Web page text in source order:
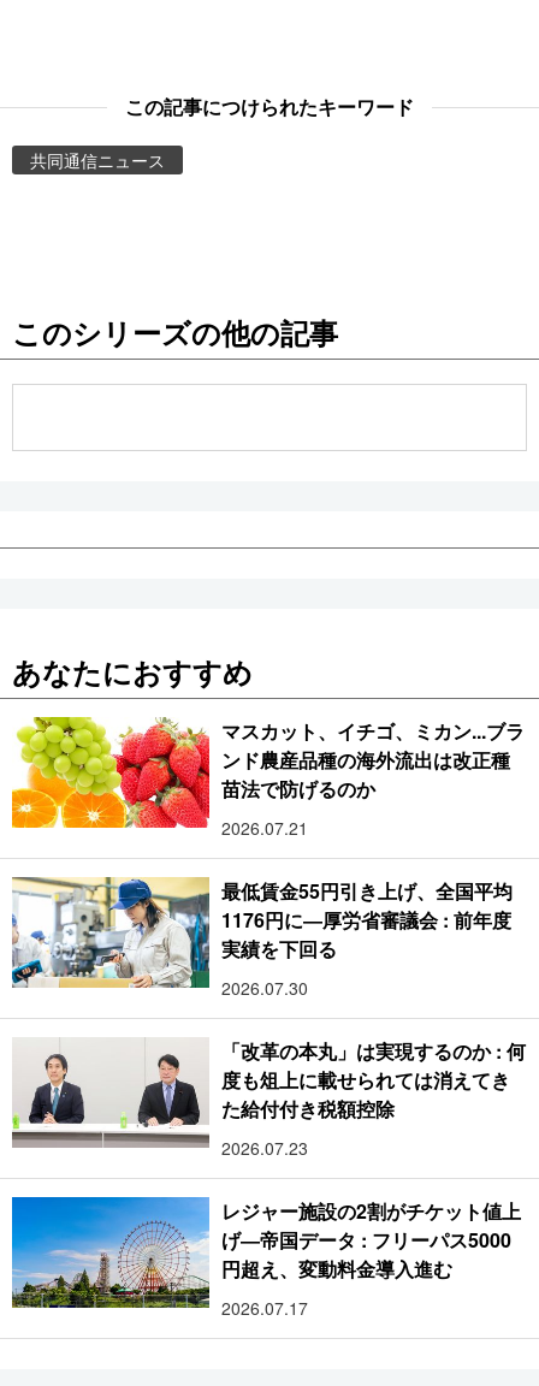
東京
この記事につけられたキーワード
共同通信ニュース
このシリーズの他の記事
あなたにおすすめ
マスカット、イチゴ、ミカン...ブラ
ンド農産品種の海外流出は改正種
苗法で防げるのか
2026.07.21
最低賃金55円引き上げ、全国平均
1176円に―厚労省審議会 : 前年度
実績を下回る
2026.07.30
「改革の本丸」は実現するのか : 何
度も俎上に載せられては消えてき
た給付付き税額控除
2026.07.23
レジャー施設の2割がチケット値上
げ―帝国データ : フリーパス5000
円超え、変動料金導入進む
2026.07.17